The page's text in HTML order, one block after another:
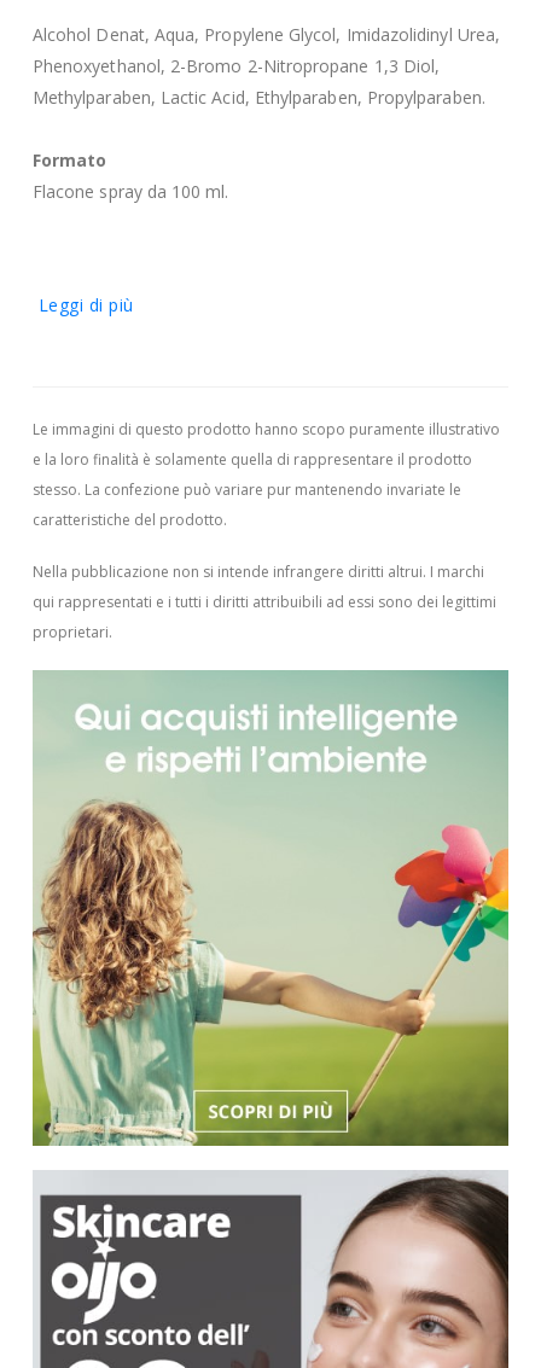
Alcohol Denat, Aqua, Propylene Glycol, Imidazolidinyl Urea,
Phenoxyethanol, 2-Bromo 2-Nitropropane 1,3 Diol,
Methylparaben, Lactic Acid, Ethylparaben, Propylparaben.
Formato
Flacone spray da 100 ml.
Leggi di più
Le immagini di questo prodotto hanno scopo puramente illustrativo
e la loro finalità è solamente quella di rappresentare il prodotto
stesso. La confezione può variare pur mantenendo invariate le
caratteristiche del prodotto.
Nella pubblicazione non si intende infrangere diritti altrui. I marchi
qui rappresentati e i tutti i diritti attribuibili ad essi sono dei legittimi
proprietari.